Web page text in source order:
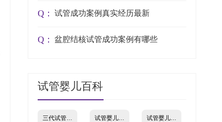
Q： 试管成功案例真实经历最新
Q： 盆腔结核试管成功案例有哪些
试管婴儿百科
三代试管婴儿 试管婴儿流程 试管婴儿成功率